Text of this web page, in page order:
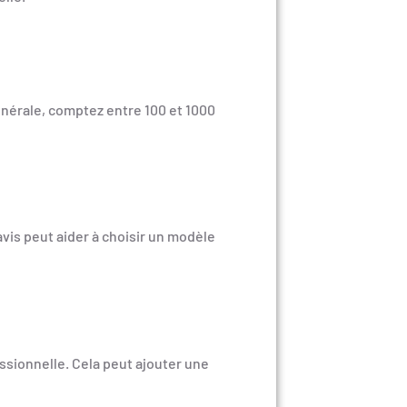
comptez entre 100 et 1000
peut aider à choisir un modèle
Cela peut ajouter une